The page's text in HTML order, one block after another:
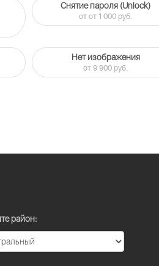
Снятие пароля (Unlock)
от от 1 000 руб.
Нет изображения
от 9 900 руб.
район: